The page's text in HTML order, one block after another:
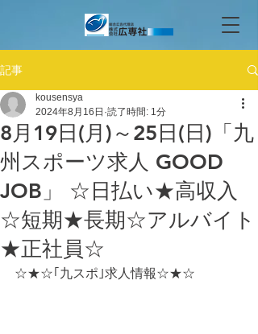
記事
8月19日(月)～25日(日)「九
州スポーツ求人 GOOD
JOB」 ☆日払い★高収入
☆短期★長期☆アルバイト
★正社員☆
kousensya
2024年8月16日 読了時間: 1分
☆★☆｢九スポ｣求人情報☆★☆